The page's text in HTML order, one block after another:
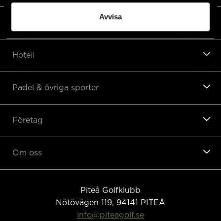
Avvisa
Hotell
Padel & övriga sporter
Företag
Om oss
Piteå Golfklubb
Nötövägen 119, 94141
PITEÅ
info@piteagolf.se